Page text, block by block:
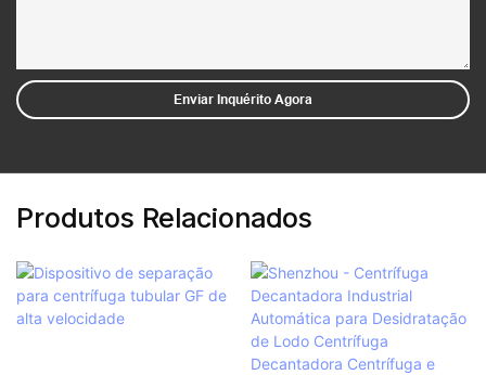
Enviar Inquérito Agora
Produtos Relacionados